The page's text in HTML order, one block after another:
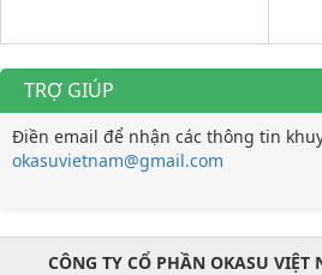
TRỢ GIÚP
Điền email để nhận các thông tin
okasuvietnam@gmail.com
CÔNG TY CỔ PHẦN OKASU